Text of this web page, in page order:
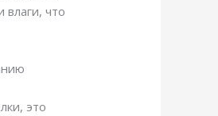
что
это